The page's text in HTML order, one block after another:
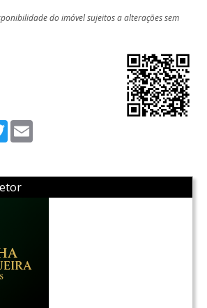
do imóvel sujeitos a alterações sem
Twitter